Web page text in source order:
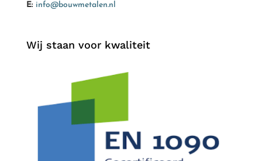
E: info@bouwmetalen.nl
Wij staan voor kwaliteit